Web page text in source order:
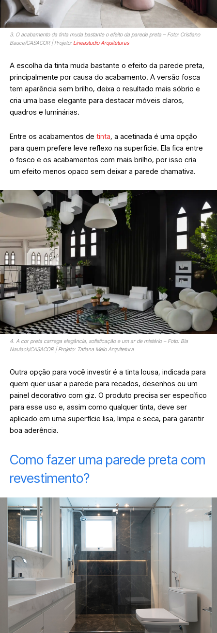
3. O acabamento da tinta muda bastante o efeito da parede preta – Foto: Cristiano
Bauce/CASACOR | Projeto: Lineastudio Arquiteturas
A escolha da tinta muda bastante o efeito da parede preta,
principalmente por causa do acabamento. A versão fosca
tem aparência sem brilho, deixa o resultado mais sóbrio e
cria uma base elegante para destacar móveis claros,
quadros e luminárias.
Entre os acabamentos de tinta, a acetinada é uma opção
para quem prefere leve reflexo na superfície. Ela fica entre
o fosco e os acabamentos com mais brilho, por isso cria
um efeito menos opaco sem deixar a parede chamativa.
4. A cor preta carrega elegância, sofisticação e um ar de mistério – Foto: Bia
Nauiack/CASACOR | Projeto: Tatiana Melo Arquitetura
Outra opção para você investir é a tinta lousa, indicada para
quem quer usar a parede para recados, desenhos ou um
painel decorativo com giz. O produto precisa ser específico
para esse uso e, assim como qualquer tinta, deve ser
aplicado em uma superfície lisa, limpa e seca, para garantir
boa aderência.
Como fazer uma parede preta com
revestimento?